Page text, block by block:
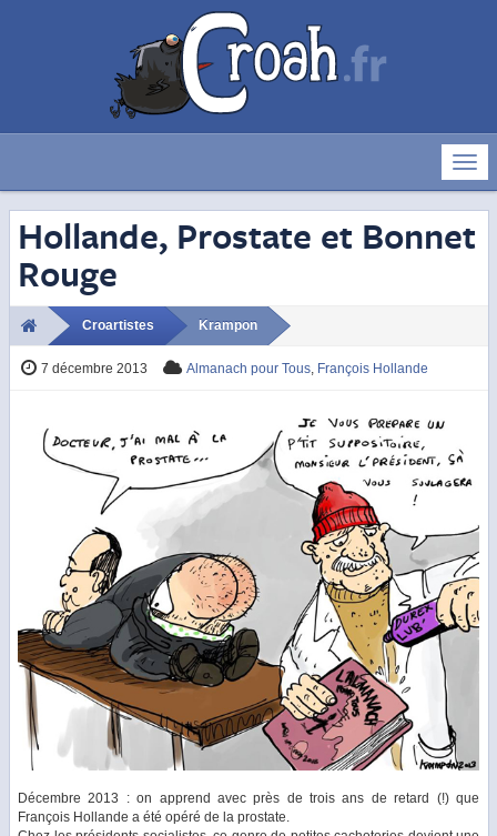
la
Hollande, Prostate et Bonnet
Rouge
Croartistes Krampon
7 décembre 2013 Almanach pour Tous François Hollande
Décembre 2013 : on apprend avec près de trois ans de retard (!) que
François Hollande a été opéré de la prostate.